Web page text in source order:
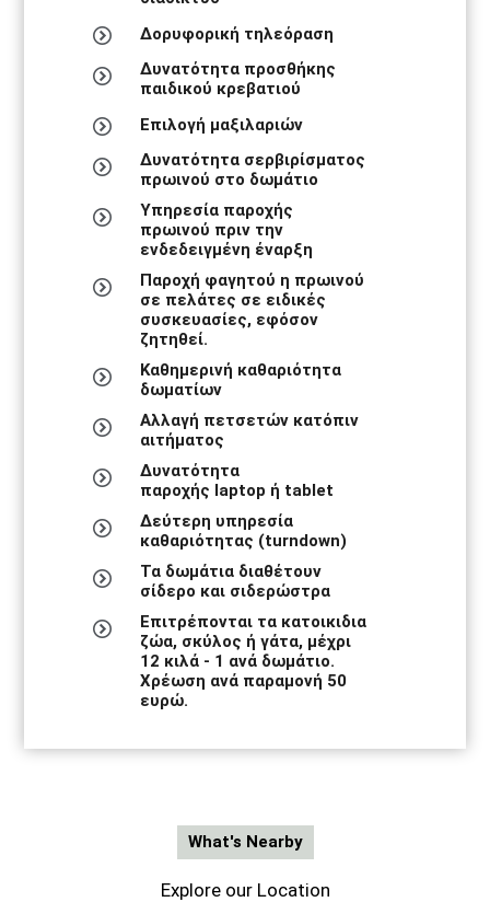
Δορυφορική τηλεόραση
Δυνατότητα προσθήκης
παιδικού κρεβατιού
Επιλογή μαξιλαριών
Δυνατότητα σερβιρίσματος
πρωινού στο δωμάτιο
Υπηρεσία παροχής
πρωινού πριν την
ενδεδειγμένη έναρξη
Παροχή φαγητού η πρωινού
σε πελάτες σε ειδικές
συσκευασίες, εφόσον
ζητηθεί.
Καθημερινή καθαριότητα
δωματίων
Αλλαγή πετσετών κατόπιν
αιτήματος
Δυνατότητα
παροχής laptop ή tablet
Δεύτερη υπηρεσία
καθαριότητας (turndown)
Τα δωμάτια διαθέτουν
σίδερο και σιδερώστρα
Επιτρέπονται τα κατοικιδια
ζώα, σκύλος ή γάτα, μέχρι
12 κιλά - 1 ανά δωμάτιο.
Χρέωση ανά παραμονή 50
ευρώ.
What's Nearby
Explore our Location